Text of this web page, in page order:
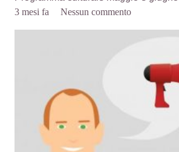
3 mesi fa
Nessun commento